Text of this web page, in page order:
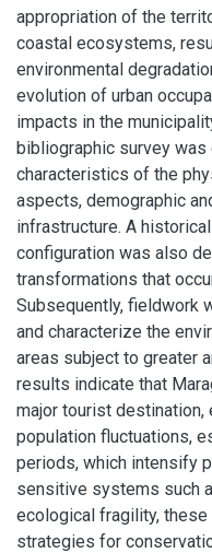
appropriation of the
coastal ecosystems,
environmental
evolution of urban
impacts in the
bibliographic survey
characteristics of the
aspects, demographic
infrastructure. A
configuration was also
transformations that
Subsequently, fieldwork
and characterize the
areas subject to greater
results indicate that
major tourist
population fluctuations,
periods, which intensify
sensitive systems such
ecological fragility,
strategies for